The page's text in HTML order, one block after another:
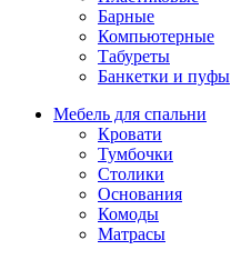
Барные
Компьютерные
Табуреты
Банкетки и пуфы
Мебель для спальни
Кровати
Тумбочки
Столики
Основания
Комоды
Матрасы